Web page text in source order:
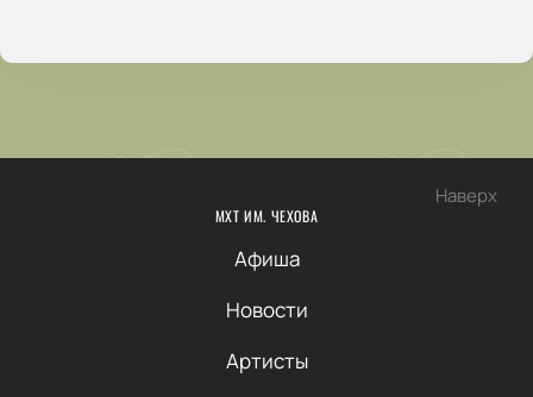
Наверх
МХТ ИМ. ЧЕХОВА
Афиша
Новости
Артисты